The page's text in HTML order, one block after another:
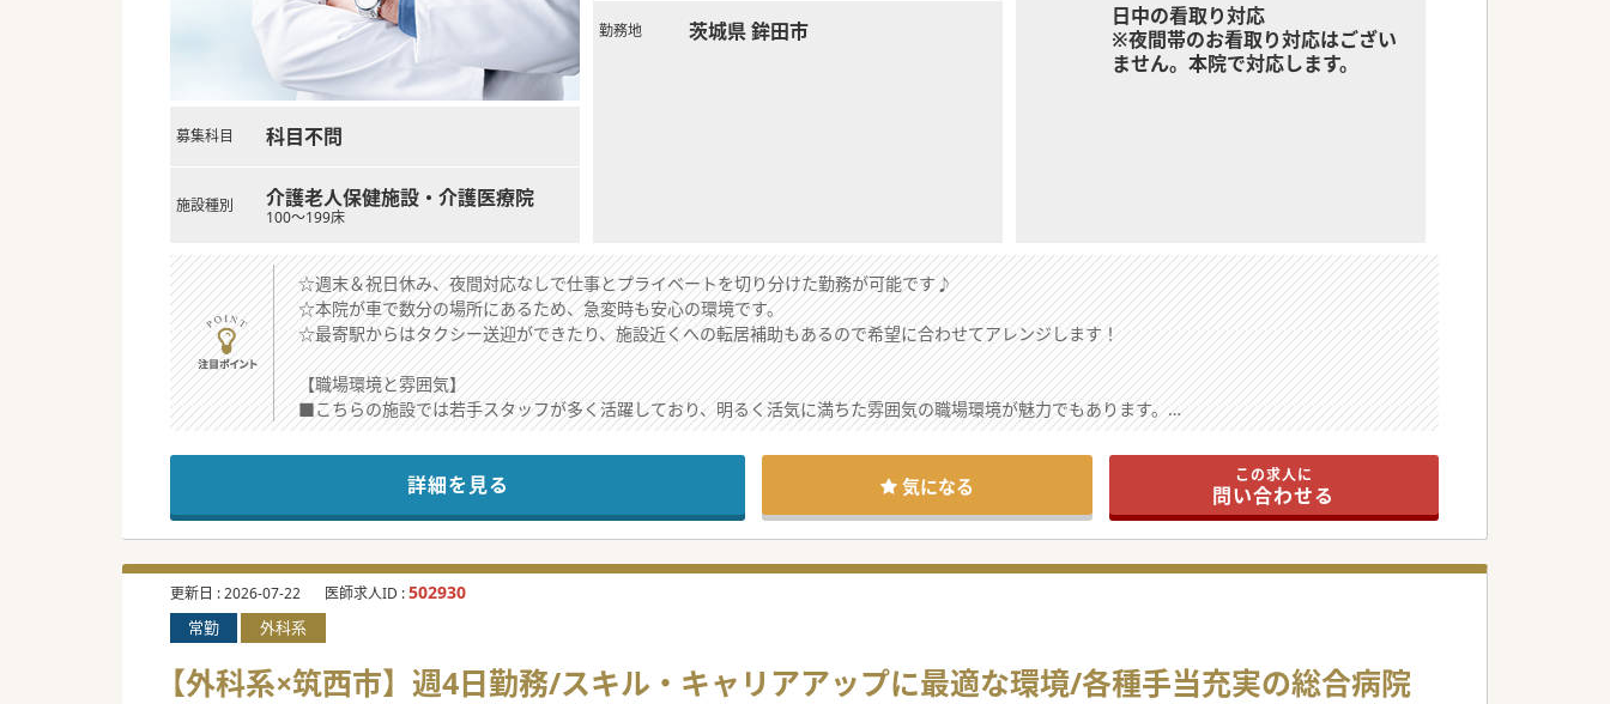
募集科目 科目不問
施設種別 介護老人保健施設・介護医療院
100～199床
勤務地 茨城県 鉾田市
日中の看取り対応
※夜間帯のお看取り対応はござい
ません。本院で対応します。
☆週末＆祝日休み、夜間対応なしで仕事とプライベートを切り分けた勤務が可能です♪
☆本院が車で数分の場所にあるため、急変時も安心の環境です。
☆最寄駅からはタクシー送迎ができたり、施設近くへの転居補助もあるので希望に合わせてアレンジします！
【職場環境と雰囲気】
■こちらの施設では若手スタッフが多く活躍しており、明るく活気に満ちた雰囲気の職場環境が魅力でもあります。
■多職種のスタッフとの連携が密で、介護に関する専門的なアドバイスも気軽に相談可能です。
■法人内で病院、特養、グループホームなどのサービスも展開しており、心身やご家族の状況に合わせたシームレスな療養環境を実現しています。
【業務内容】
■施設利用者の健康管理と指導が主な業務となり、入所者の在宅復帰をサポートしていただきます。
■利用者の方々の機能・生活の向上の為、リハビリテーションには特に力を入れており、人員基準以上のスタッフ配置をとっています。
■大学病院とも連携が強く、また、急変時は近隣の本院と連携するため、安心して日中の対応やお看取り対応ができます。
【募集背景】
■長期間にわたり患者様と向き合い、健康管理を通じて信頼関係を築けることに大きなやりがいを感じて頂ける方をお待ちしています。
詳細を見る 気になる この求人に
問い合わせる
更新日 :2026-07-22 医師求人ID :502930
常勤 外科系
【外科系×筑西市】週4日勤務/スキル・キャリアアップに最適な環境/各種手当充実の総合病院